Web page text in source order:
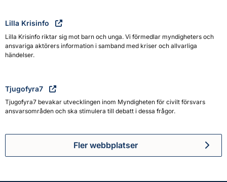
Lilla Krisinfo
Lilla Krisinfo riktar sig mot barn och unga. Vi förmedlar myndigheters och
ansvariga aktörers information i samband med kriser och allvarliga
händelser.
Tjugofyra7
Tjugofyra7 bevakar utvecklingen inom Myndigheten för civilt försvars
ansvarsområden och ska stimulera till debatt i dessa frågor.
Fler webbplatser